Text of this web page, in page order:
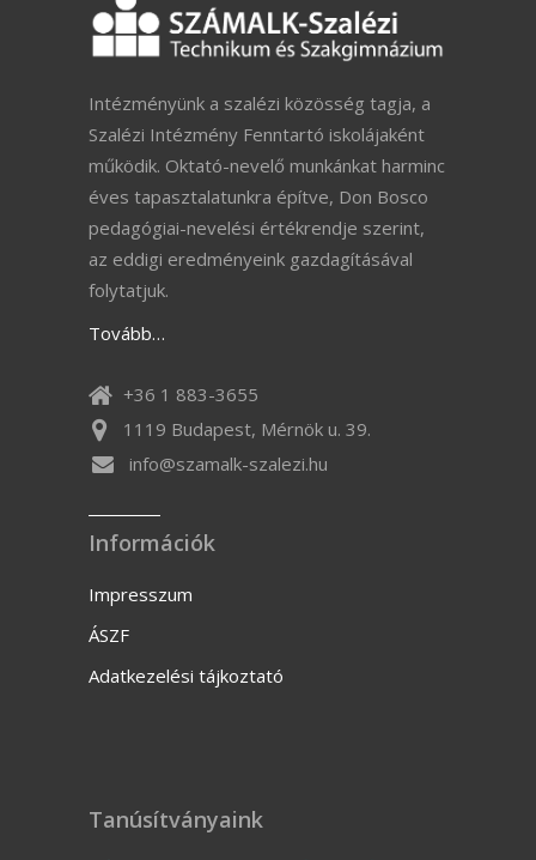
Intézményünk a szalézi közösség tagja, a
Szalézi Intézmény Fenntartó iskolájaként
működik. Oktató-nevelő munkánkat harminc
éves tapasztalatunkra építve, Don Bosco
pedagógiai-nevelési értékrendje szerint,
az eddigi eredményeink gazdagításával
folytatjuk.
Tovább…
+36 1 883-3655
1119 Budapest, Mérnök u. 39.
info@szamalk-szalezi.hu
Információk
Impresszum
ÁSZF
Adatkezelési tájkoztató
Tanúsítványaink